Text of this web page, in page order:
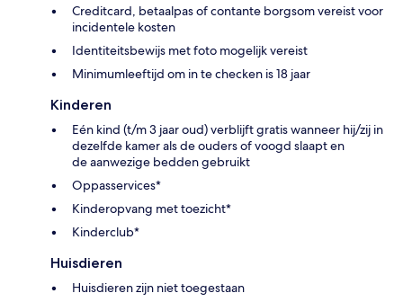
Creditcard, betaalpas of contante borgsom vereist voor
incidentele kosten
Identiteitsbewijs met foto mogelijk vereist
Minimumleeftijd om in te checken is 18 jaar
Kinderen
Eén kind (t/m 3 jaar oud) verblijft gratis wanneer hij/zij in
dezelfde kamer als de ouders of voogd slaapt en
de aanwezige bedden gebruikt
Oppasservices*
Kinderopvang met toezicht*
Kinderclub*
Huisdieren
Huisdieren zijn niet toegestaan